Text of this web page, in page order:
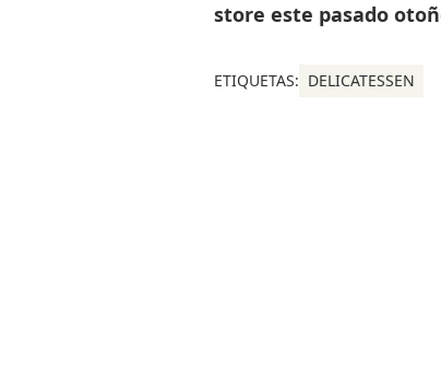
store este pasado
ETIQUETAS: DELICATESSEN